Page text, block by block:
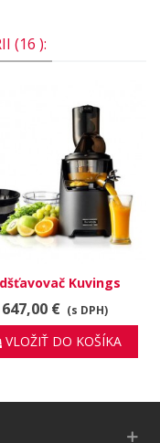
(16 ):
Kuvings
EVO820 Exclusive
647,00 € (s DPH)
VLOŽIŤ DO KOŠÍKA